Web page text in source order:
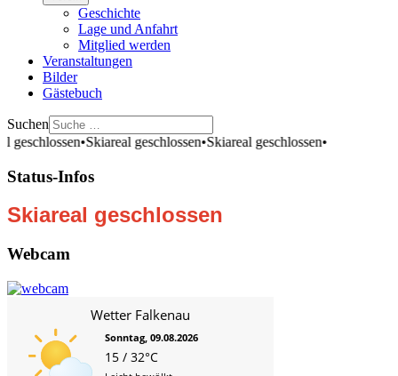
Geschichte
Lage und Anfahrt
Mitglied werden
Veranstaltungen
Bilder
Gästebuch
Suchen
geschlossen•Skiareal geschlossen•Skiareal geschlossen•
Status-Infos
Skiareal geschlossen
Webcam
Wetter Falkenau
Sonntag, 09.08.2026
15 / 32°C